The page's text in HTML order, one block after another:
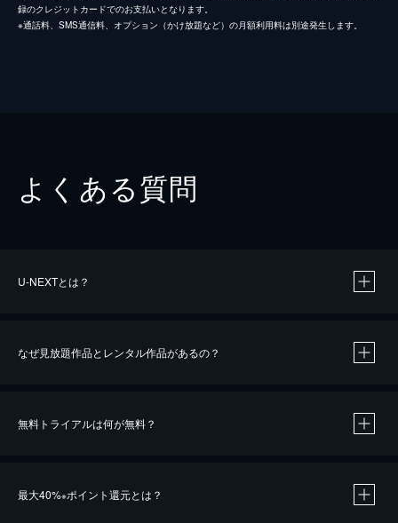
録のクレジットカードでのお支払いとなります。
※通話料、SMS通信料、オプション（かけ放題など）の月額利用料は別途発生します。
よくある質問
U-NEXTとは？
なぜ見放題作品とレンタル作品があるの？
無料トライアルは何が無料？
最大40%※ポイント還元とは？